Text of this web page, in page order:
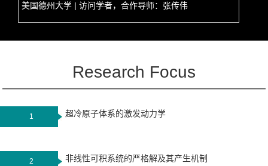
美国德州大学 | 访问学者，合作导师：张传伟
Research Focus
1 超冷原子体系的激发动力学
2 非线性可积系统的严格解及其产生机制